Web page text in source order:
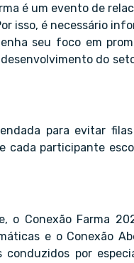
é um evento de
isso, é necessário
seu foco em
do
para evitar
cada participante
o Conexão Farma
e o Conexão
por